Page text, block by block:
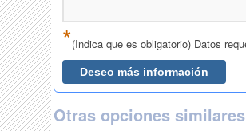
Otras opciones similares